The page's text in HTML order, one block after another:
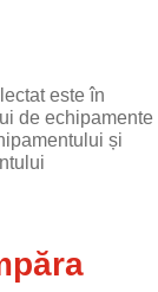
este în
de echipamente
și